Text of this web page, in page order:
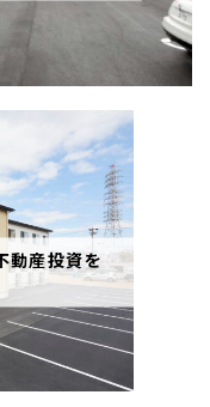
動産投資を